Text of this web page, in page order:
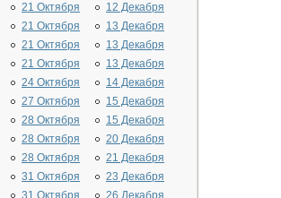
21 Октября
21 Октября
21 Октября
21 Октября
24 Октября
27 Октября
28 Октября
28 Октября
28 Октября
31 Октября
31 Октября
12 Декабря
13 Декабря
13 Декабря
13 Декабря
14 Декабря
15 Декабря
15 Декабря
20 Декабря
21 Декабря
23 Декабря
26 Декабря